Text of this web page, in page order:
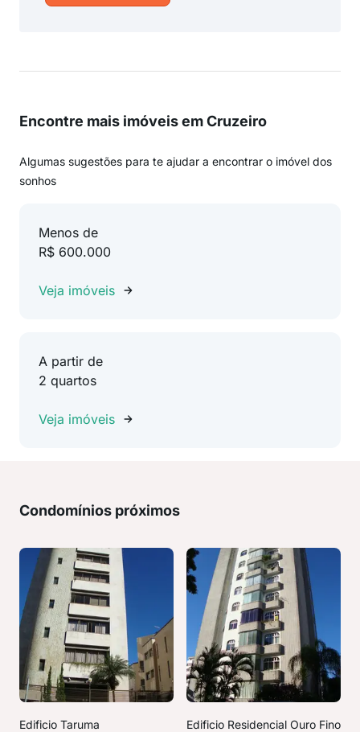
Encontre mais imóveis em Cruzeiro
Algumas sugestões para te ajudar a encontrar o imóvel dos
sonhos
Menos de
R$ 600.000
Veja imóveis
A partir de
2 quartos
Veja imóveis
Condomínios próximos
Edificio Taruma Edificio Residencial Ouro Fino